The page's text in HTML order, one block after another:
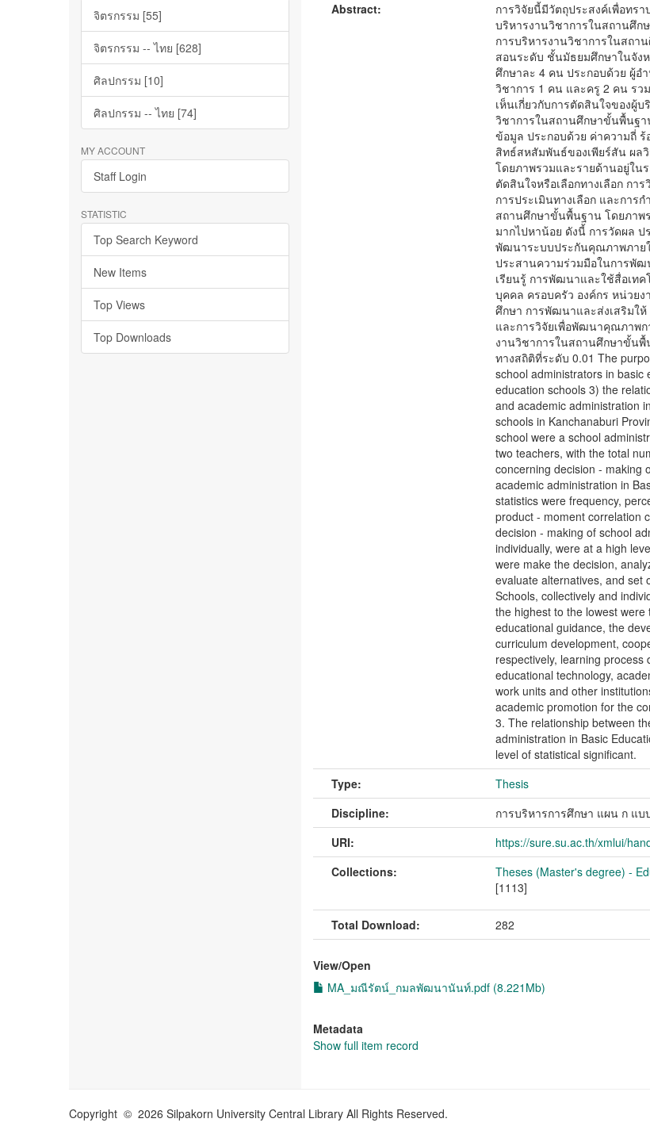
จิตรกรรม [55]
จิตรกรรม -- ไทย [628]
ศิลปกรรม [10]
ศิลปกรรม -- ไทย [74]
MY ACCOUNT
Staff Login
STATISTIC
Top Search Keyword
New Items
Top Views
Top Downloads
Abstract:
การวิจัยนี้มีวัตถุประสงค์เพื่อทร
บริหารงานวิชาการในสถานศึ
การบริหารงานวิชาการในสถา
สอนระดับ ชั้นมัธยมศึกษาในจัง
ศึกษาละ 4 คน ประกอบด้วย ผู้อ
วิชาการ 1 คน และครู 2 คน รว
เห็นเกี่ยวกับการตัดสินใจของผู้
วิชาการในสถานศึกษาขั้นพื้นฐา
ข้อมูล ประกอบด้วย ค่าความถี่
สิทธ์สหสัมพันธ์ของเพียร์สัน ผล
โดยภาพรวมและรายด้านอยู่ใน
ตัดสินใจหรือเลือกทางเลือก กา
การประเมินทางเลือก และการ
สถานศึกษาขั้นพื้นฐาน โดยภาพ
มากไปหาน้อย ดังนี้ การวัดผล ป
พัฒนาระบบประกันคุณภาพภาย
ประสานความร่วมมือในการพั
เรียนรู้ การพัฒนาและใช้สื่อเท
บุคคล ครอบครัว องค์กร หน่วย
ศึกษา การพัฒนาและส่งเสริมใ
และการวิจัยเพื่อพัฒนาคุณภาพก
งานวิชาการในสถานศึกษาขั้น
ทางสถิติที่ระดับ 0.01 The
school administrators in
education schools 3) the
and academic administration
schools in Kanchanaburi
school were a school
two teachers, with the total
concerning decision - making
academic administration in
statistics were frequency,
product - moment correlation
decision - making of school
individually, were at a high
were make the decision,
evaluate alternatives, and set
Schools, collectively and
the highest to the lowest
educational guidance, the
curriculum development,
respectively, learning
educational technology,
work units and other
academic promotion for the
3. The relationship between
administration in Basic
level of statistical significant.
Type:
Thesis
Discipline:
การบริหารการศึกษา แผน ก
URI:
https://sure.su.ac.th/xmlui/
Collections:
Theses (Master's degree) -
[1113]
Total Download: 282
View/Open
MA_มณีรัตน์_กมลพัฒนานันท์.pdf (8.221Mb)
Metadata
Show full item record
Copyright © 2026 Silpakorn University Central Library All Rights Reserved.